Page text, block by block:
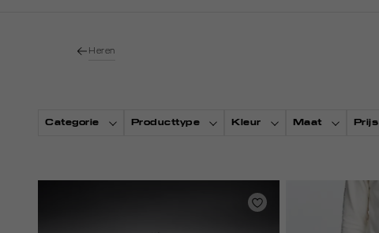
Heren
Categorie Producttype Kleur Maat Prijs